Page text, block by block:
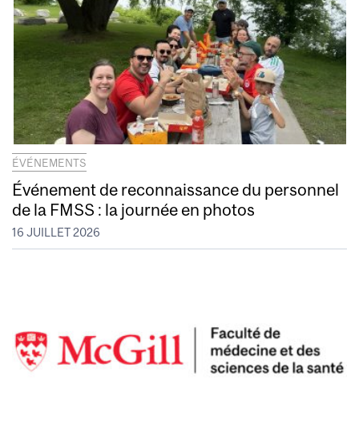
ÉVÉNEMENTS
Événement de reconnaissance du personnel
de la FMSS : la journée en photos
16 JUILLET 2026